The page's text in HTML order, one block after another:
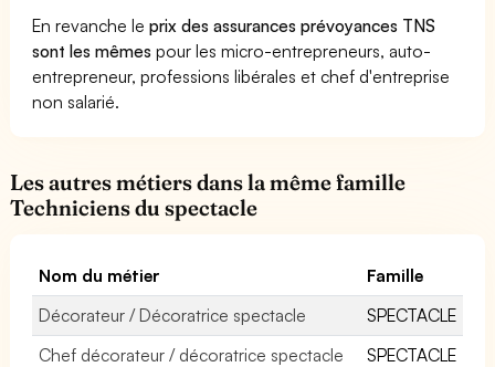
En revanche leprix des assurances prévoyances TNS
sont les mêmes pour les micro-entrepreneurs, auto-
entrepreneur, professions libérales et chef d'entreprise
non salarié.
Les autres métiers dans la même famille
Techniciens du spectacle
Nom du métier
Famille
Décorateur / Décoratrice spectacle
SPECTACLE
Chef décorateur / décoratrice spectacle
SPECTACLE